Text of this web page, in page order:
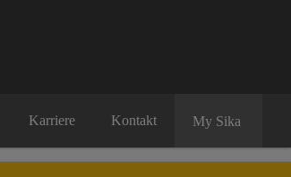
Karriere Kontakt My Sika